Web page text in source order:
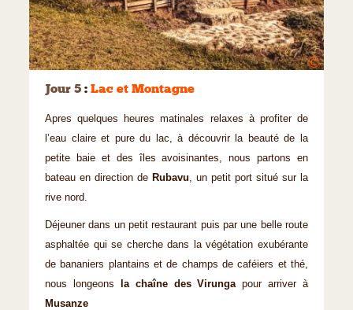
©
Jour 5 : Lac et Montagne
Apres quelques heures matinales relaxes à profiter de
l’eau claire et pure du lac, à découvrir la beauté de la
petite baie et des îles avoisinantes, nous partons en
bateau en direction de Rubavu, un petit port situé sur la
rive nord.
Déjeuner dans un petit restaurant puis par une belle route
asphaltée qui se cherche dans la végétation exubérante
de bananiers plantains et de champs de caféiers et thé,
nous longeons
la chaîne des Virungapour arriver à
Musanze